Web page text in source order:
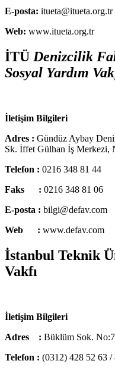
E-posta: itueta@itueta.org.tr
Web: www.itueta.org.tr
İTÜ Denizcilik
Sosyal Yardım
İletişim Bilgileri
Adres : Gündüz Aybay
Sk. İffet Gülhan İş Merkezi,
Telefon : 0216 348 81 44
Faks : 0216 348 81 06
E-posta : bilgi@defav.com
Web : www.defav.com
İstanbul Teknik
Vakfı
İletişim Bilgileri
Adres : Büklüm Sok.
Telefon : (0312) 428 52 63 /